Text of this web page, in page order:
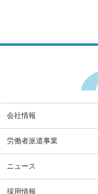
会社情報
労働者派遣事業
ニュース
採用情報